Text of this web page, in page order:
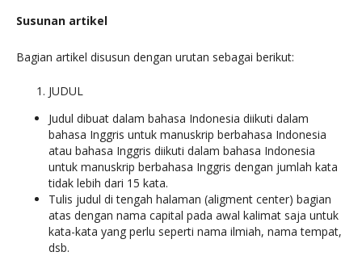
Susunan artikel
Bagian artikel disusun dengan urutan sebagai berikut:
JUDUL
Judul dibuat dalam bahasa Indonesia diikuti dalam
bahasa Inggris untuk manuskrip berbahasa Indonesia
atau bahasa Inggris diikuti dalam bahasa Indonesia
untuk manuskrip berbahasa Inggris dengan jumlah kata
tidak lebih dari 15 kata.
Tulis judul di tengah halaman (aligment center) bagian
atas dengan nama capital pada awal kalimat saja untuk
kata-kata yang perlu seperti nama ilmiah, nama tempat,
dsb.